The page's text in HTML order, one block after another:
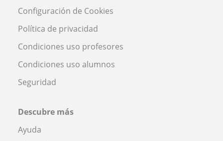
Configuración de Cookies
Política de privacidad
Condiciones uso profesores
Condiciones uso alumnos
Seguridad
Descubre más
Ayuda